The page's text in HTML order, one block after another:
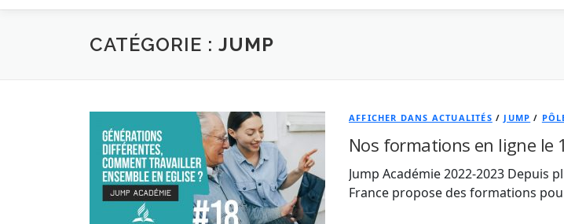
CATÉGORIE : JUMP
AFFICHER DANS ACTUALITÉS / JUMP /
Nos formations en ligne le
Jump Académie 2022-2023 Depuis
France propose des formations